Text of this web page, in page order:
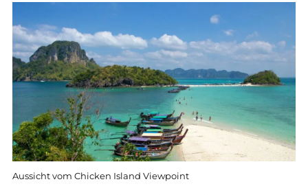
Aussicht vom Chicken Island Viewpoint